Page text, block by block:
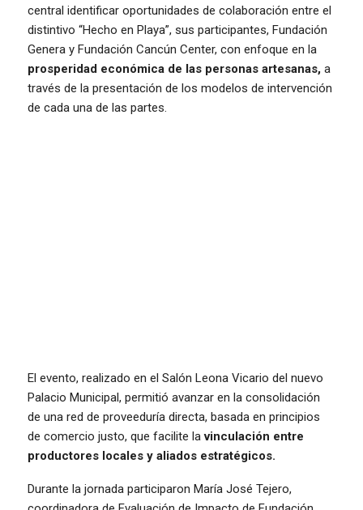
central identificar oportunidades de colaboración entre el
distintivo “Hecho en Playa”, sus participantes, Fundación
Genera y Fundación Cancún Center, con enfoque en la
prosperidad económica de las personas artesanas, a
través de la presentación de los modelos de intervención
de cada una de las partes.
El evento, realizado en el Salón Leona Vicario del nuevo
Palacio Municipal, permitió avanzar en la consolidación
de una red de proveeduría directa, basada en principios
de comercio justo, que facilite lavinculación entre
productores locales y aliados estratégicos.
Durante la jornada participaron María José Tejero,